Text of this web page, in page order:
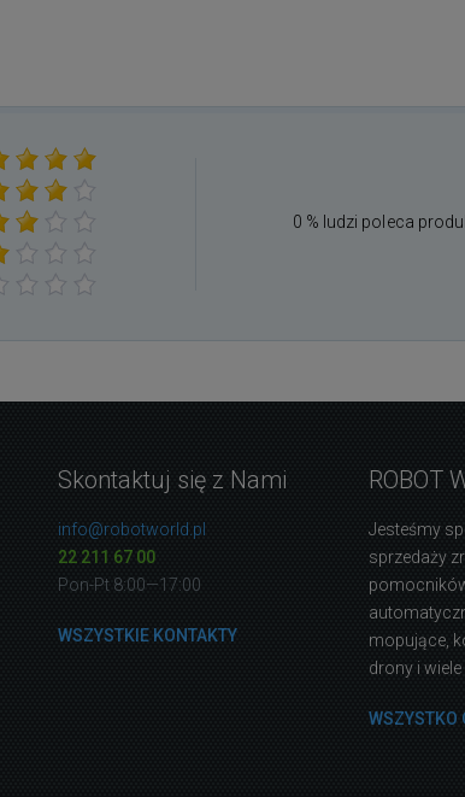
0 % ludzi poleca
Skontaktuj się z Nami
info@robotworld.pl
22 211 67 00
Pon-Pt 8:00—17:00
WSZYSTKIE KONTAKTY
ROBOT
Jesteśmy
sprzedaży
mopujące,
drony i
WSZYSTKO